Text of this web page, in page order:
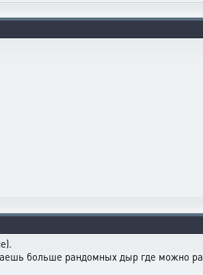
больше рандомных дыр где можно